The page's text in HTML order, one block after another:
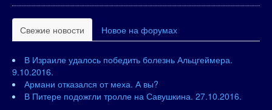
Свежие новости Новое на форумах
В Израиле удалось победить болезнь Альцгеймера.
9.10.2016.
Армани отказался от меха. А вы?
В Питере подожгли тролле на Савушкина. 27.10.2016.